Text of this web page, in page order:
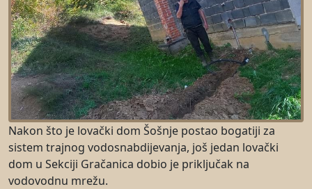
Nakon što je lovački dom Šošnje postao bogatiji za
sistem trajnog vodosnabdijevanja, još jedan lovački
dom u Sekciji Gračanica dobio je priključak na
vodovodnu mrežu.